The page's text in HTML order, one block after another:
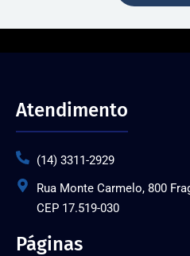
Atendimento
(14) 3311-2929
Rua Monte Carmelo, 800
CEP 17.519-030
Páginas